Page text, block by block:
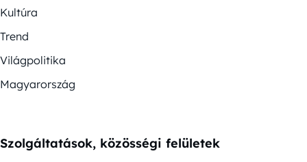
Kultúra
Trend
Világpolitika
Magyarország
Szolgáltatások, közösségi felületek